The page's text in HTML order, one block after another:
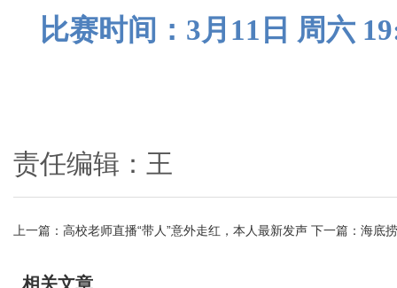
比赛时间：3月11日 周六
责任编辑：王
上一篇： 高校老师直播“带人”意外走红，本人最新发声 下一篇： 海底
相关文章